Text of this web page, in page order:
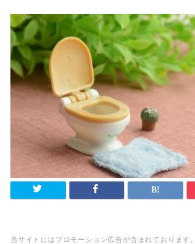
当サイトにはプロモーション広告が含まれております。